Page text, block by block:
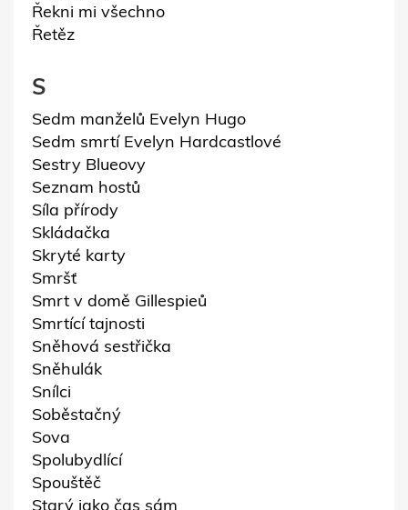
Řekni mi všechno
Řetěz
S
Sedm manželů Evelyn Hugo
Sedm smrtí Evelyn Hardcastlové
Sestry Blueovy
Seznam hostů
Síla přírody
Skládačka
Skryté karty
Smršť
Smrt v domě Gillespieů
Smrtící tajnosti
Sněhová sestřička
Sněhulák
Snílci
Soběstačný
Sova
Spolubydlící
Spouštěč
Starý jako čas sám